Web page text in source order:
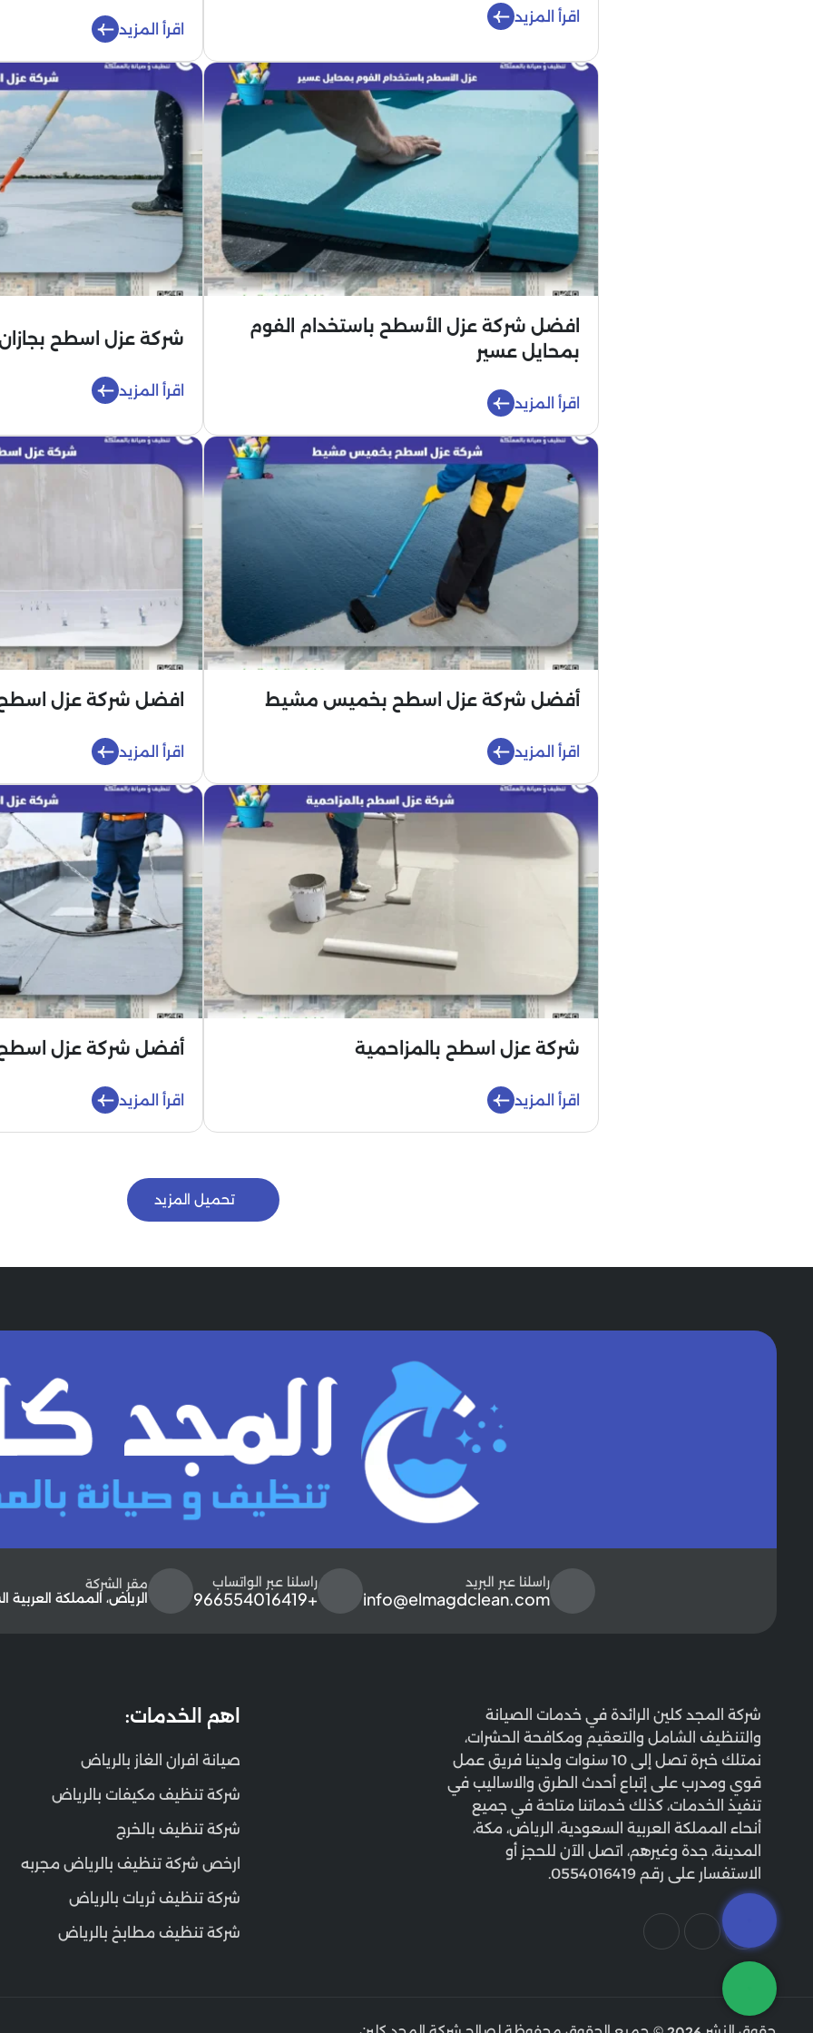
اقرأ المزيد
اقرأ المزيد
افضل شركة عزل الأسطح باستخدام الفوم
بمحايل عسير
اقرأ المزيد
شركة عزل اسطح
اقرأ المزيد
أفضل شركة عزل اسطح بخميس مشيط
اقرأ المزيد
افضل شركة عزل
اقرأ المزيد
شركة عزل اسطح بالمزاحمية
اقرأ المزيد
أفضل شركة عزل اسطح
اقرأ المزيد
تحميل المزيد
راسلنا عبر البريد
info@elmagdclean.com
راسلنا عبر الواتساب
+966554016419
مقر الشركة
الرياض، المملكة العربية
شركة المجد كلين الرائدة في خدمات الصيانة
والتنظيف الشامل والتعقيم ومكافحة الحشرات،
نمتلك خبرة تصل إلى 10 سنوات ولدينا فريق عمل
قوي ومدرب على إتباع أحدث الطرق والاساليب في
تنفيذ الخدمات، كذلك خدماتنا متاحة في جميع
أنحاء المملكة العربية السعودية، الرياض، مكة،
المدينة، جدة وغيرهم، اتصل الآن للحجز أو
الاستفسار على رقم 0554016419.
اهم الخدمات:
صيانة افران الغاز بالرياض
شركة تنظيف مكيفات بالرياض
شركة تنظيف بالخرج
ارخص شركة تنظيف بالرياض مجربه
شركة تنظيف ثريات بالرياض
شركة تنظيف مطابخ بالرياض